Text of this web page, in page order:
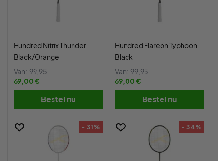
Hundred Nitrix Thunder
Black/Orange
Van: 99,95
69,00 €
Bestel nu
Hundred Flareon Typhoon
Black
Van: 99,95
69,00 €
Bestel nu
- 31% - 34%